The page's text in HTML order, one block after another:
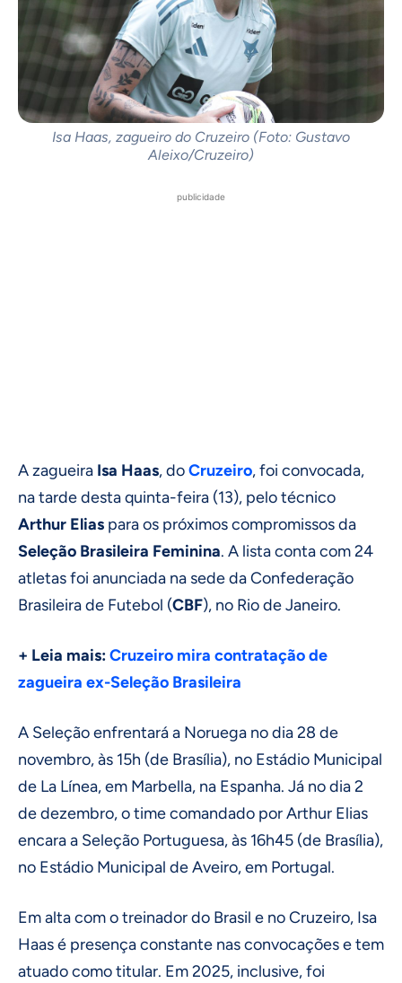
Isa Haas, zagueiro do Cruzeiro (Foto: Gustavo
Aleixo/Cruzeiro)
publicidade
A zagueira Isa Haas, doCruzeiro, foi convocada,
na tarde desta quinta-feira (13), pelo técnico
Arthur Elias para os próximos compromissos da
Seleção Brasileira Feminina. A lista conta com 24
atletas foi anunciada na sede da Confederação
Brasileira de Futebol (CBF), no Rio de Janeiro.
+ Leia mais:Cruzeiro mira contratação de
zagueira ex-Seleção Brasileira
A Seleção enfrentará a Noruega no dia 28 de
novembro, às 15h (de Brasília), no Estádio Municipal
de La Línea, em Marbella, na Espanha. Já no dia 2
de dezembro, o time comandado por Arthur Elias
encara a Seleção Portuguesa, às 16h45 (de Brasília),
no Estádio Municipal de Aveiro, em Portugal.
Em alta com o treinador do Brasil e no Cruzeiro, Isa
Haas é presença constante nas convocações e tem
atuado como titular. Em 2025, inclusive, foi